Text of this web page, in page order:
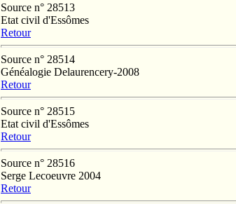
Source n° 28513
Etat civil d'Essômes
Retour
Source n° 28514
Généalogie Delaurencery-2008
Retour
Source n° 28515
Etat civil d'Essômes
Retour
Source n° 28516
Serge Lecoeuvre 2004
Retour